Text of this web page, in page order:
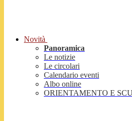
Novità
Panoramica
Le notizie
Le circolari
Calendario eventi
Albo online
ORIENTAMENTO E